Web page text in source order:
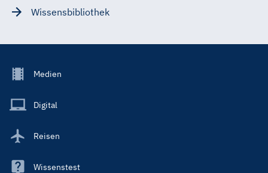
Wissensbibliothek
Footer
Main
Medien
Digital
Reisen
Wissenstest